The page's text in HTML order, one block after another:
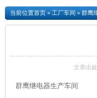
当前位置首页»工厂车间»群鹰
文章出处
群鹰继电器生产车间